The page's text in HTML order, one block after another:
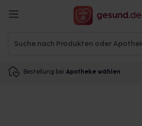
Bestellung bei Apotheke wählen